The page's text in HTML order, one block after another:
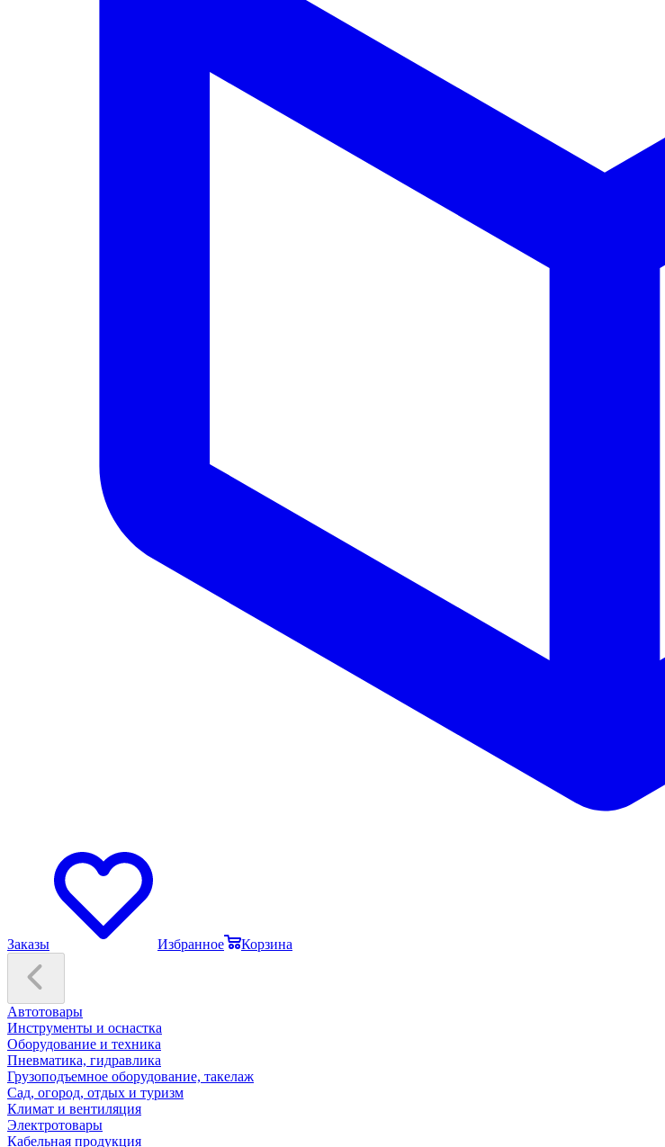
Заказы Избранное Корзина
Автотовары
Инструменты и оснастка
Оборудование и техника
Пневматика, гидравлика
Грузоподъемное оборудование, такелаж
Сад, огород, отдых и туризм
Климат и вентиляция
Электротовары
Кабельная продукция